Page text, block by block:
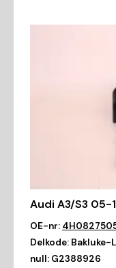
Audi A3/S3 05-
OE-nr:
Delkode: Bakluke-
null: G2388926